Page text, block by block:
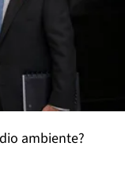
ambiente?